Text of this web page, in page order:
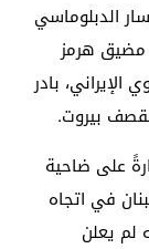
الدبلوماسي
مضيق هرمز
الإيراني، بادر
بيروت.
إسرائيل، في 7 يونيو 2026، غارةً على ضاحية
في اتجاه
لم يعلن